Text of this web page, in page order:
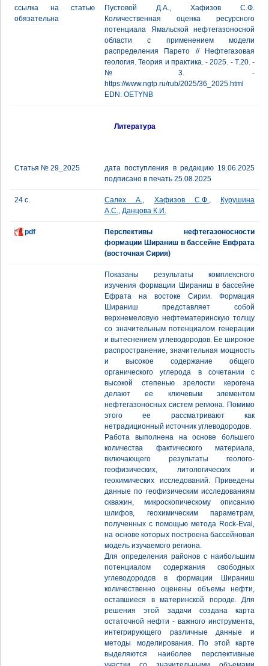
ссылка на статью
обязательна
Пустовой Д.А., Хафизов С.Ф.
Количественная оценка ресурсного
потенциала Ямальской нефтегазоносной
области с применением модели
распределения Парето // Нефтегазовая
геология. Теория и практика. - 2025. - Т.20. -
№3. -
https://www.ngtp.ru/rub/2025/36_2025.html
EDN: OETYNB
Литература
Статья № 29_2025
дата поступления в редакцию 19.06.2025
подписано в печать 25.08.2025
24 с. Салех А., Хафизов С.Ф.,
Курушина
А.С., Данцова К.И.
pdf
Перспективы нефтегазоносности
формации Шираниш в бассейне Евфрата
(восточная Сирия)
Показаны результаты комплексного
изучения формации Шираниш в бассейне
Ефрата на востоке Сирии. Формация
Шираниш представляет собой
верхнемеловую нефтематеринскую толщу
со значительным потенциалом генерации
и вытеснением углеводородов. Ее широкое
распространение, значительная мощность
и высокое содержание общего
органического углерода в сочетании с
высокой степенью зрелости керогена
делают ее ключевым элементом
нефтегазоносных систем региона. Помимо
этого ее рассматривают как
нетрадиционный источник углеводородов.
Работа выполнена на основе большего
количества фактического материала,
включающего результаты геолого-
геофизических, литологических и
геохимических исследований. Приведены
данные по геофизическим исследованиям
скважин, микроскопическому описанию
шлифов, геохимическим параметрам,
полученных с помощью метода Rock-Eval,
на основе которых построена бассейновая
модель изучаемого региона.
Для определения районов с наибольшим
потенциалом содержания свободных
углеводородов в формации Шираниш
количественно оценены объемы нефти,
оставшиеся в материнской породе. Для
решения этой задачи создана карта
остаточной нефти - важного инструмента,
интегрирующего различные данные и
методы моделирования. По этой карте
выделяются наиболее перспективные